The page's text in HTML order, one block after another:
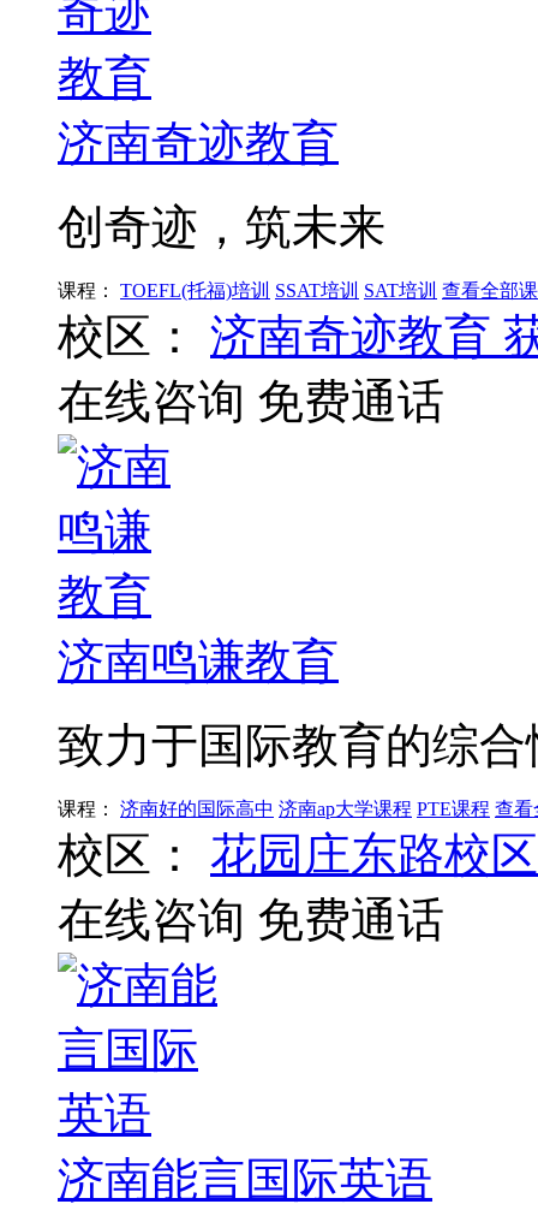
济南奇迹教育
创奇迹，筑未来
课程： TOEFL(托福)培训 SSAT培训 SAT培训 查看全部
校区： 济南奇迹教育
在线咨询 免费通话
济南鸣谦教育
致力于国际教育的综
课程： 济南好的国际高中 济南ap大学课程 PTE课程 查看
校区：
花园庄东路校区
在线咨询 免费通话
济南能言国际英语